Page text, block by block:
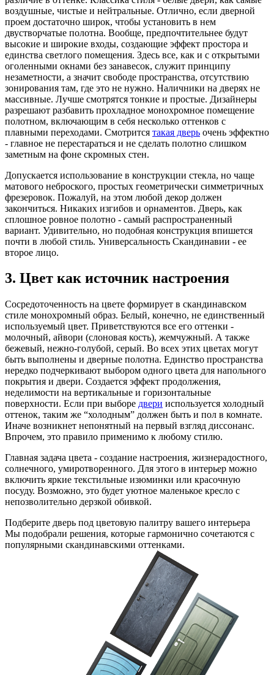
воздушные, чистые и нейтральные. Отлично, если дверной
проем достаточно широк, чтобы установить в нем
двустворчатые полотна. Вообще, предпочтительнее будут
высокие и широкие входы, создающие эффект простора и
единства светлого помещения. Здесь все, как и с открытыми
оголенными окнами без занавесок, служит принципу
незаметности, а значит свободе пространства, отсутствию
зонирования там, где это не нужно. Наличники на дверях не
массивные. Лучше смотрятся тонкие и простые. Дизайнеры
разрешают разбавить прохладное монохромное помещение
полотном, включающим в себя несколько оттенков с
плавными переходами. Смотрится такая дверь очень эффектно
- главное не перестараться и не сделать полотно слишком
заметным на фоне скромных стен.
Допускается использование в конструкции стекла, но чаще
матового неброского, простых геометрически симметричных
фрезеровок. Пожалуй, на этом любой декор должен
закончиться. Никаких изгибов и орнаментов. Дверь, как
сплошное ровное полотно - самый распространенный
вариант. Удивительно, но подобная конструкция впишется
почти в любой стиль. Универсальность Скандинавии - ее
второе лицо.
3. Цвет как источник настроения
Сосредоточенность на цвете формирует в скандинавском
стиле монохромный образ. Белый, конечно, не единственный
используемый цвет. Приветствуются все его оттенки -
молочный, айвори (слоновая кость), жемчужный. А также
бежевый, нежно-голубой, серый. Во всех этих цветах могут
быть выполнены и дверные полотна. Единство пространства
нередко подчеркивают выбором одного цвета для напольного
покрытия и двери. Создается эффект продолжения,
неделимости на вертикальные и горизонтальные
поверхности. Если при выборе двери используется холодный
оттенок, таким же “холодным” должен быть и пол в комнате.
Иначе возникнет непонятный на первый взгляд диссонанс.
Впрочем, это правило применимо к любому стилю.
Главная задача цвета - создание настроения, жизнерадостного,
солнечного, умиротворенного. Для этого в интерьер можно
включить яркие текстильные изюминки или красочную
посуду. Возможно, это будет уютное маленькое кресло с
непозволительно дерзкой обивкой.
Подберите дверь под цветовую палитру вашего интерьера
Мы подобрали решения, которые гармонично сочетаются с
популярными скандинавскими оттенками.